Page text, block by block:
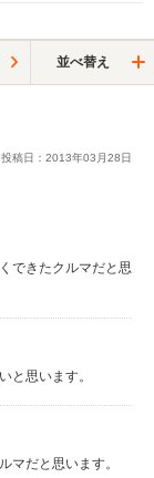
並べ替え
投稿日： 2013年03 月28日
できたクルマだと思
と思います。
マだと思います。